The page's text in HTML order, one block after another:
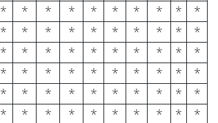
* * * * * * * * *
*
* * * * * * * * *
*
* * * * * * * * *
*
* * * * * * * * *
*
* * * * * * * * *
*
* * * * * * * * *
*